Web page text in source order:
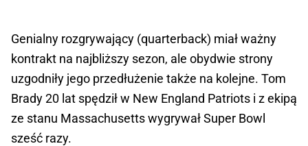
Genialny rozgrywający (quarterback) miał ważny
kontrakt na najbliższy sezon, ale obydwie strony
uzgodniły jego przedłużenie także na kolejne. Tom
Brady 20 lat spędził w New England Patriots i z ekipą
ze stanu Massachusetts wygrywał Super Bowl
sześć razy.